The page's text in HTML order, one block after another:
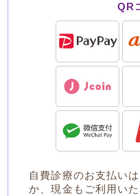
QR
自費診療のお支払い
か、現金もご利用いた